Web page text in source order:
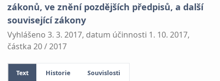
zákonů, ve znění pozdějších předpisů, a další
související zákony
Vyhlášeno 3. 3. 2017, datum účinnosti 1. 10. 2017,
částka 20 / 2017
Text Historie Souvislosti